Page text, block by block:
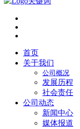
首页
关于我们
公司概况
发展历程
社会责任
公司动态
新闻中心
媒体报道